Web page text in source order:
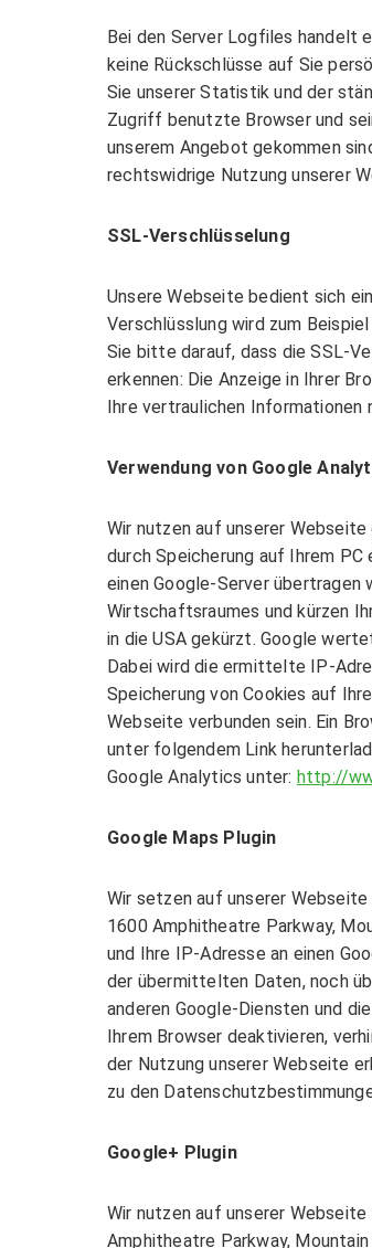
Bei den Server Logfiles handelt
keine Rückschlüsse auf Sie
Sie unserer Statistik und der
Zugriff benutzte Browser und
unserem Angebot gekommen
rechtswidrige Nutzung unserer
SSL-Verschlüsselung
Unsere Webseite bedient sich
Verschlüsslung wird zum
Sie bitte darauf, dass die SSL-
erkennen: Die Anzeige in Ihrer
Ihre vertraulichen Informationen
Verwendung von Google
Wir nutzen auf unserer
durch Speicherung auf Ihrem
einen Google-Server übertragen
Wirtschaftsraumes und kürzen
in die USA gekürzt. Google
Dabei wird die ermittelte IP-
Speicherung von Cookies auf
Webseite verbunden sein. Ein
unter folgendem Link
Google Analytics unter: http://
Google Maps Plugin
Wir setzen auf unserer
1600 Amphitheatre Parkway,
und Ihre IP-Adresse an einen
der übermittelten Daten, noch
anderen Google-Diensten und
Ihrem Browser deaktivieren,
der Nutzung unserer Webseite
zu den
Google+ Plugin
Wir nutzen auf unserer
Amphitheatre Parkway,